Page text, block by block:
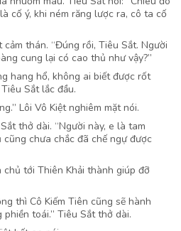
cố ý, khi ném răng lược ra, cô ta cố
cảm thán. “Đúng rồi, Tiêu Sắt. Người
cung lại có cao thủ như vậy?”
hang hổ, không ai biết được rốt
Sắt lắc đầu.
Lôi Vô Kiệt nghiêm mặt nói.
thở dài. “Người này, e là tam
chưa chắc đã chế ngự được
chủ tới Thiên Khải thành giúp đỡ
thì Cô Kiếm Tiên cũng sẽ hành
toái.” Tiêu Sắt thở dài.